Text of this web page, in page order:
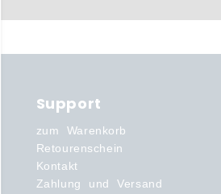
Support
zum Warenkorb
Retourenschein
Kontakt
Zahlung und Versand